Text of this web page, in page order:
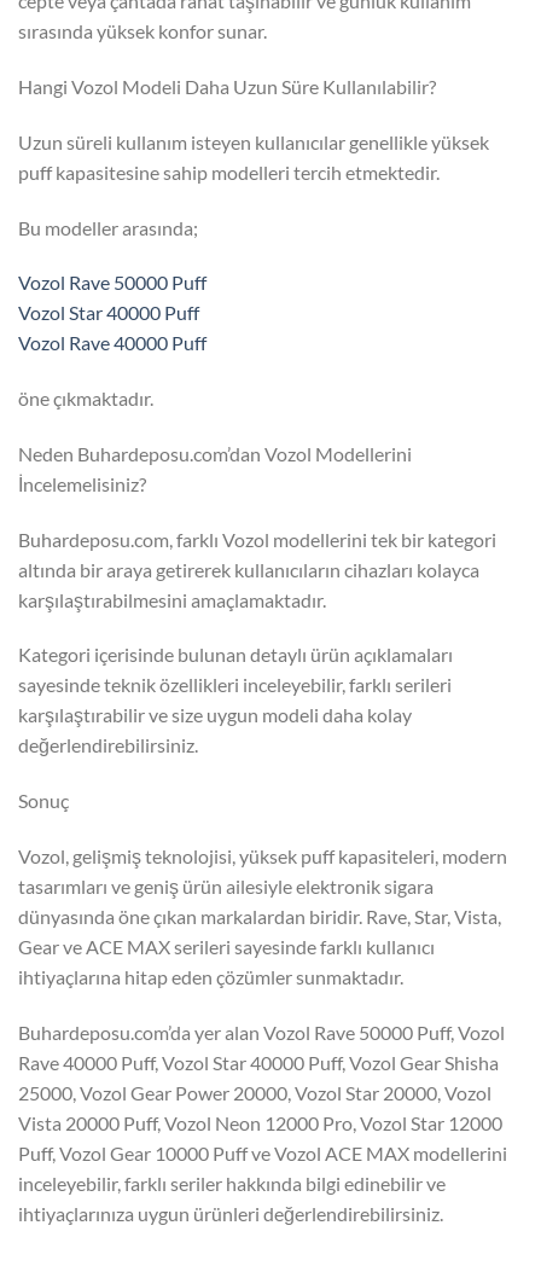
sırasında yüksek konfor sunar.
Hangi Vozol Modeli Daha Uzun Süre Kullanılabilir?
Uzun süreli kullanım isteyen kullanıcılar genellikle yüksek
puff kapasitesine sahip modelleri tercih etmektedir.
Bu modeller arasında;
Vozol Rave 50000 Puff
Vozol Star 40000 Puff
Vozol Rave 40000 Puff
öne çıkmaktadır.
Neden Buhardeposu.com’dan Vozol Modellerini
İncelemelisiniz?
Buhardeposu.com, farklı Vozol modellerini tek bir kategori
altında bir araya getirerek kullanıcıların cihazları kolayca
karşılaştırabilmesini amaçlamaktadır.
Kategori içerisinde bulunan detaylı ürün açıklamaları
sayesinde teknik özellikleri inceleyebilir, farklı serileri
karşılaştırabilir ve size uygun modeli daha kolay
değerlendirebilirsiniz.
Sonuç
Vozol, gelişmiş teknolojisi, yüksek puff kapasiteleri, modern
tasarımları ve geniş ürün ailesiyle elektronik sigara
dünyasında öne çıkan markalardan biridir. Rave, Star, Vista,
Gear ve ACE MAX serileri sayesinde farklı kullanıcı
ihtiyaçlarına hitap eden çözümler sunmaktadır.
Buhardeposu.com’da yer alan Vozol Rave 50000 Puff, Vozol
Rave 40000 Puff, Vozol Star 40000 Puff, Vozol Gear Shisha
25000, Vozol Gear Power 20000, Vozol Star 20000, Vozol
Vista 20000 Puff, Vozol Neon 12000 Pro, Vozol Star 12000
Puff, Vozol Gear 10000 Puff ve Vozol ACE MAX modellerini
inceleyebilir, farklı seriler hakkında bilgi edinebilir ve
ihtiyaçlarınıza uygun ürünleri değerlendirebilirsiniz.